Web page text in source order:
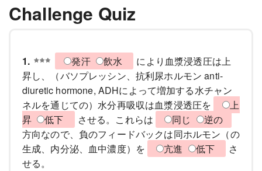
Challenge Quiz
1. 発汗 飲水
により血漿浸透圧は上
昇し、（バソプレッシン、抗利尿ホルモン anti-
diuretic hormone, ADHによって増加する水チャン
ネルを通じての）水分再吸収は血漿浸透圧を
上
昇
低下 させる。これらは 同じ
逆の
方向なので、負のフィードバックは同ホルモン（の
生成、内分泌、血中濃度）を
亢進 低下
さ
せる。